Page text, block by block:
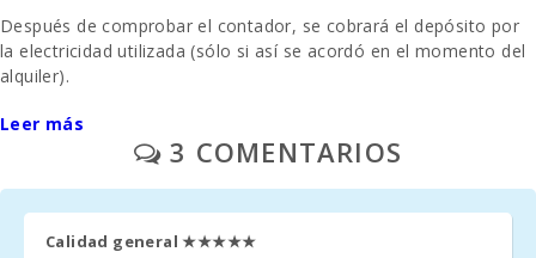
Cuevas del
Drach (km):
- Cala Millor
Playa de arena
y roca - Playa
(m):
Después de comprobar el contador, se cobrará el depósito por
la electricidad utilizada (sólo si así se acordó en el momento del
alquiler).
- Calefacción ( meses noviembre -abril) - 30€/dia
- Aparcamiento al aire libre/ garage: / sin reservar
Leer más
3 COMENTARIOS
Calidad general★★★★★